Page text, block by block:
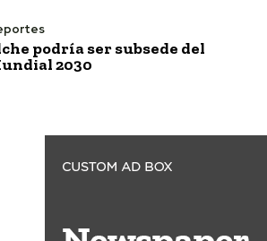
podría ser subsede del
2030